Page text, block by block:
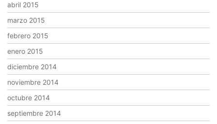
abril 2015
marzo 2015
febrero 2015
enero 2015
diciembre 2014
noviembre 2014
octubre 2014
septiembre 2014